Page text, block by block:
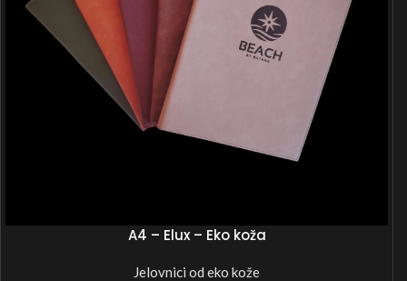
A4 – Elux – Eko koža
Jelovnici od eko kože